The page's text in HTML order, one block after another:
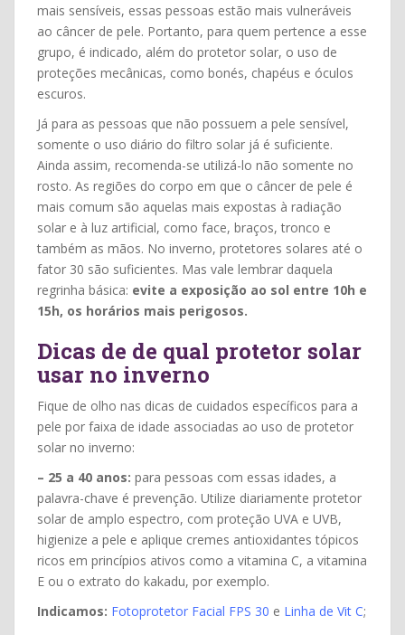
mais sensíveis, essas pessoas estão mais vulneráveis
ao câncer de pele. Portanto, para quem pertence a esse
grupo, é indicado, além do protetor solar, o uso de
proteções mecânicas, como bonés, chapéus e óculos
escuros.
Já para as pessoas que não possuem a pele sensível,
somente o uso diário do filtro solar já é suficiente.
Ainda assim, recomenda-se utilizá-lo não somente no
rosto. As regiões do corpo em que o câncer de pele é
mais comum são aquelas mais expostas à radiação
solar e à luz artificial, como face, braços, tronco e
também as mãos. No inverno, protetores solares até o
fator 30 são suficientes. Mas vale lembrar daquela
regrinha básica: evite a exposição ao sol entre 10h e
15h, os horários mais perigosos.
Dicas de de qual protetor solar
usar no inverno
Fique de olho nas dicas de cuidados específicos para a
pele por faixa de idade associadas ao uso de protetor
solar no inverno:
– 25 a 40 anos: para pessoas com essas idades, a
palavra-chave é prevenção. Utilize diariamente protetor
solar de amplo espectro, com proteção UVA e UVB,
higienize a pele e aplique cremes antioxidantes tópicos
ricos em princípios ativos como a vitamina C, a vitamina
E ou o extrato do kakadu, por exemplo.
Indicamos: Fotoprotetor Facial FPS 30 e Linha de Vit C;